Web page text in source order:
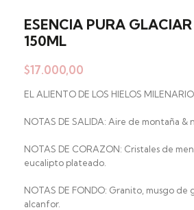
ESENCIA PURA
150ML
$17.000,00
EL ALIENTO DE LOS HIELOS
NOTAS DE SALIDA: Aire de montaña &
NOTAS DE CORAZON: Cristales de
eucalipto plateado.
NOTAS DE FONDO: Granito, musgo de
alcanfor.